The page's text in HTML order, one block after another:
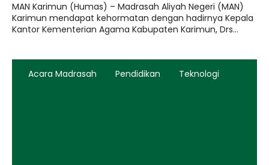
MAN Karimun (Humas) – Madrasah Aliyah Negeri (MAN)
Karimun mendapat kehormatan dengan hadirnya Kepala
Kantor Kementerian Agama Kabupaten Karimun, Drs...
Acara Madrasah Pendidikan Teknologi